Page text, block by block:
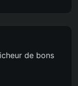
de bons